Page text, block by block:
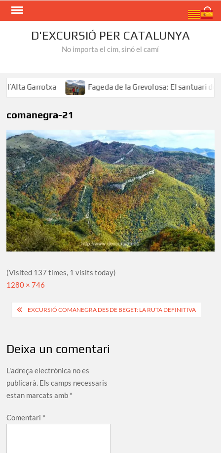
Skip
D'EXCURSIÓ PER CATALUNYA
No importa el cim, sinó el camí
Garrotxa Fageda de la Grevolosa: El santuari dels
comanegra-21
(Visited 137 times, 1 visits today)
Full
1280 × 746
Navegació
EXCURSIÓ COMANEGRA DES DE BEGET: LA RUTA DEFINITIVA
Deixa un comentari
L'adreça electrònica no es
publicarà. Els camps necessaris
estan marcats amb *
Comentari *